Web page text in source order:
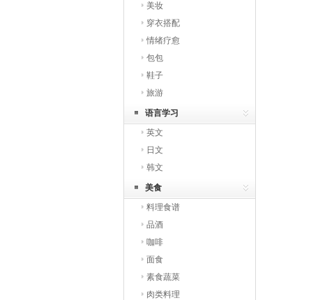
美妆
穿衣搭配
情绪疗愈
包包
鞋子
旅游
语言学习
英文
日文
韩文
美食
料理食谱
品酒
咖啡
面食
素食蔬菜
肉类料理